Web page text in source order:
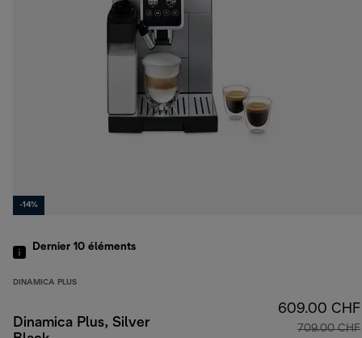
-14%
Dernier 10 éléments
DINAMICA PLUS
Dinamica Plus, Silver
609.00 CHF
709.00 CHF